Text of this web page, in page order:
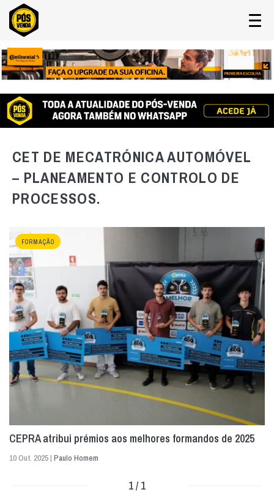
CET DE MECATRÓNICA AUTOMÓVEL
– PLANEAMENTO E CONTROLO DE
PROCESSOS.
FORMAÇÃO
CEPRA atribui prémios aos melhores formandos de 2025
10 Out. 2025 | Paulo Homem
1 / 1